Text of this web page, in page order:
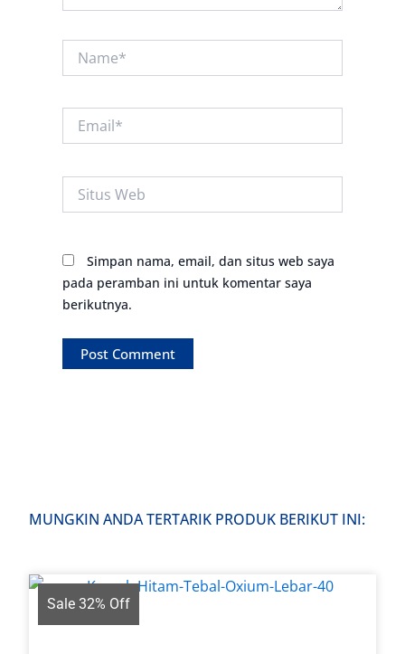
Situs
Web
Simpan nama, email, dan situs web saya
pada peramban ini untuk komentar saya
berikutnya.
MUNGKIN ANDA TERTARIK PRODUK BERIKUT INI:
Sale 32% Off